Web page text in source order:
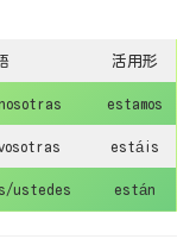
活用形
estamos
estáis
ustedes están